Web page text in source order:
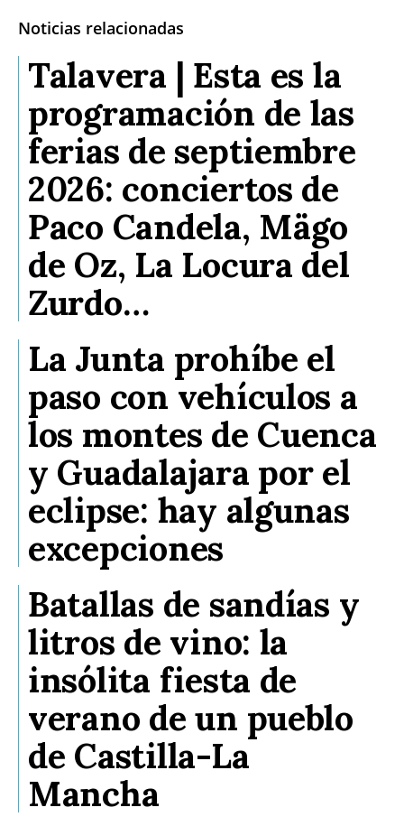
Noticias relacionadas
Talavera | Esta es la
programación de las
ferias de septiembre
2026: conciertos de
Paco Candela, Mägo
de Oz, La Locura del
Zurdo…
La Junta prohíbe el
paso con vehículos a
los montes de Cuenca
y Guadalajara por el
eclipse: hay algunas
excepciones
Batallas de sandías y
litros de vino: la
insólita fiesta de
verano de un pueblo
de Castilla-La
Mancha